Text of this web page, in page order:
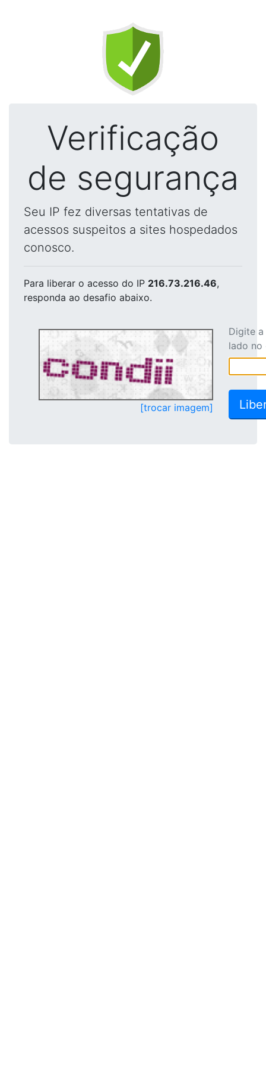
Verificação
de segurança
Seu IP fez diversas tentativas de
acessos suspeitos a sites hospedados
conosco.
Para liberar o acesso do IP 216.73.216.46,
responda ao desafio abaixo.
[trocar imagem]
Digite
lado no